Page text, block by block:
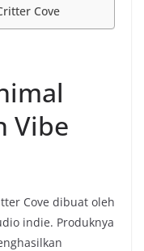
Cove
Vibe
Cove dibuat oleh
indie. Produknya